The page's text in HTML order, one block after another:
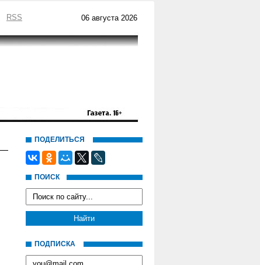
RSS 06 августа 2026
ПОДЕЛИТЬСЯ
ПОИСК
ПОДПИСКА